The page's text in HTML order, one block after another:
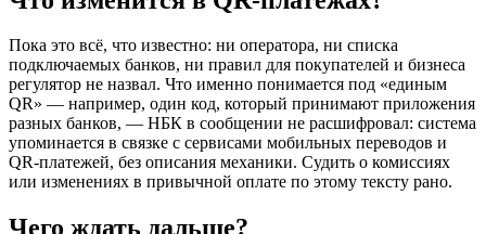
Пока это всё, что известно: ни оператора, ни списка
подключаемых банков, ни правил для покупателей и бизнеса
регулятор не назвал. Что именно понимается под «единым
QR» — например, один код, который принимают приложения
разных банков, — НБК в сообщении не расшифровал: система
упоминается в связке с сервисами мобильных переводов и
QR-платежей, без описания механики. Судить о комиссиях
или изменениях в привычной оплате по этому тексту рано.
Чего ждать дальше?